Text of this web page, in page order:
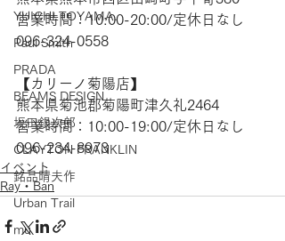
YUICHI TOYAMA.
Paul Smith
PRADA
BEAMS DESIGN
坂田銀次郎
CLAYTON FRANKLIN
銘品晴夫作
Urban Trail
mu
営業時間：10:00-20:00/定休日なし
096-324-0558
【​カリーノ菊陽店】
熊本県菊池郡菊陽町津久礼2464
営業時間：10:00-19:00/定休日なし
096-234-8973
イベント
Ray・Ban